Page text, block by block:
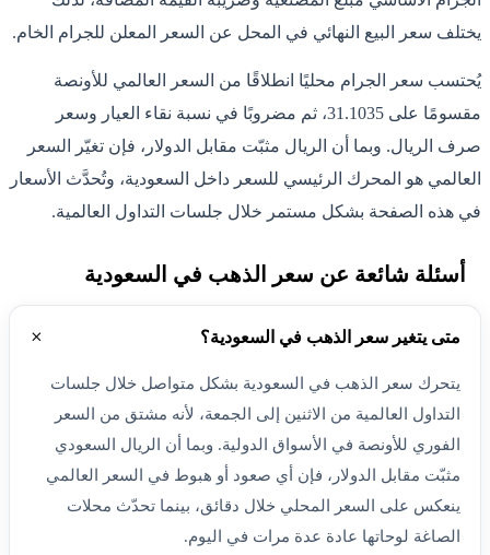
يختلف سعر البيع النهائي في المحل عن السعر المعلن للجرام الخام.
يُحتسب سعر الجرام محليًا انطلاقًا من السعر العالمي للأونصة
مقسومًا على 31.1035، ثم مضروبًا في نسبة نقاء العيار وسعر
صرف الريال. وبما أن الريال مثبّت مقابل الدولار، فإن تغيّر السعر
العالمي هو المحرك الرئيسي للسعر داخل السعودية، وتُحدَّث الأسعار
في هذه الصفحة بشكل مستمر خلال جلسات التداول العالمية.
أسئلة شائعة عن سعر الذهب في السعودية
متى يتغير سعر الذهب في السعودية؟
يتحرك سعر الذهب في السعودية بشكل متواصل خلال جلسات
التداول العالمية من الاثنين إلى الجمعة، لأنه مشتق من السعر
الفوري للأونصة في الأسواق الدولية. وبما أن الريال السعودي
مثبّت مقابل الدولار، فإن أي صعود أو هبوط في السعر العالمي
ينعكس على السعر المحلي خلال دقائق، بينما تحدّث محلات
الصاغة لوحاتها عادة عدة مرات في اليوم.